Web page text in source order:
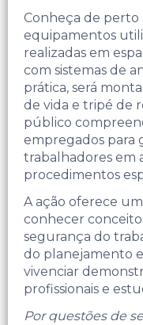
Conheça de perto
equipamentos
realizadas em
com sistemas de
prática, será
de vida e tripé de
público
empregados para
trabalhadores em
procedimentos
A ação oferece
conhecer
segurança do
do planejamento
vivenciar
profissionais e
Por questões de